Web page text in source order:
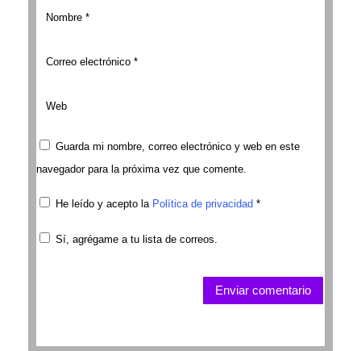
Guarda mi nombre, correo electrónico y web en este
navegador para la próxima vez que comente.
He leído y acepto la Política de privacidad *
Sí, agrégame a tu lista de correos.
Enviar comentario